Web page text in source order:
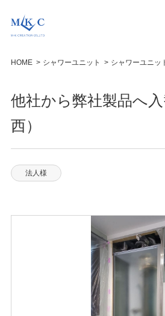
HOME シャワーユニット シャワーユニッ
他社から弊社製品へ
西）
法人様